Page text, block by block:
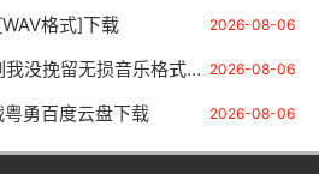
2026-08-06
格式]下载
2026-08-06
音乐格式FLAC-APE-WAV下载
2026-08-06
勇百度云盘下载